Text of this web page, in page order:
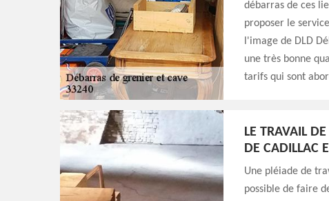
débarras de ces
proposer le
l'image de DLD
une très bonne
tarifs qui sont
LE TRAVAIL
DE CADILLAC
Une pléiade de
possible de faire